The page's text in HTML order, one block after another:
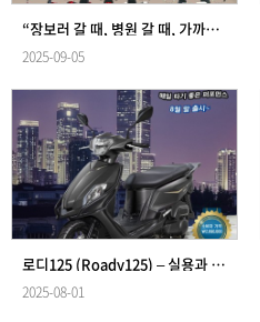
“장보러 갈 때, 병원 갈 때, 가까운 마실길까지~ 이스코미니 타고~"
2025-09-05
로디125 (Roady125) – 실용과 효율, 그 이상을 담다~
2025-08-01